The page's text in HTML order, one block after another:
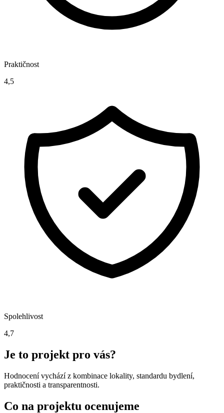
Praktičnost
4,5
Spolehlivost
4,7
Je to projekt pro vás?
Hodnocení vychází z kombinace lokality, standardu bydlení,
praktičnosti a transparentnosti.
Co na projektu ocenujeme